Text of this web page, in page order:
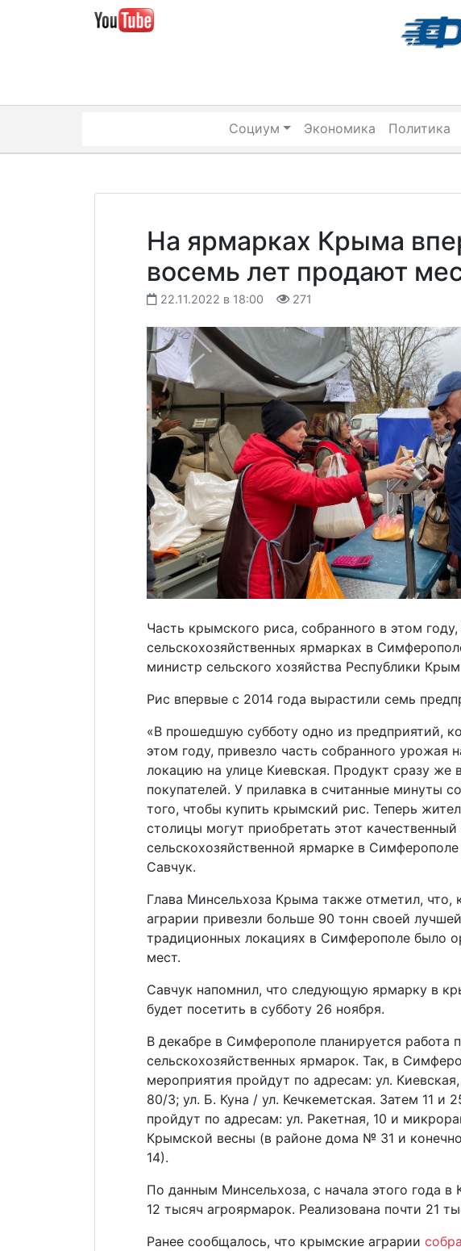
Социум Экономика Политика
На ярмарках Крыма
восемь лет продают
22.11.2022 в 18:00 271
Часть крымского риса, собранного в этом
сельскохозяйственных ярмарках в
министр сельского хозяйства Республики
Рис впервые с 2014 года вырастили семь
«В прошедшую субботу одно из предприятий,
этом году, привезло часть собранного урожая
локацию на улице Киевская. Продукт сразу же
покупателей. У прилавка в считанные минуты
того, чтобы купить крымский рис. Теперь
столицы могут приобретать этот
сельскохозяйственной ярмарке в
Савчук.
Глава Минсельхоза Крыма также отметил, что,
аграрии привезли больше 90 тонн своей
традиционных локациях в Симферополе было
мест.
Савчук напомнил, что следующую ярмарку в
будет посетить в субботу 26 ноября.
В декабре в Симферополе планируется работа
сельскохозяйственных ярмарок. Так, в
мероприятия пройдут по адресам: ул. Киевская,
80/3; ул. Б. Куна / ул. Кечкеметская. Затем 11 и
пройдут по адресам: ул. Ракетная, 10 и
Крымской весны (в районе дома № 31 и
14).
По данным Минсельхоза, с начала этого года
12 тысяч агроярмарок. Реализована почти 21
Ранее сообщалось, что крымские аграрии